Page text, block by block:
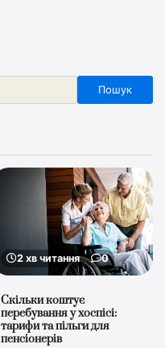
Пошук
2 хв читання 0
Скільки коштує
перебування у хоспісі:
тарифи та пільги для
пенсіонерів